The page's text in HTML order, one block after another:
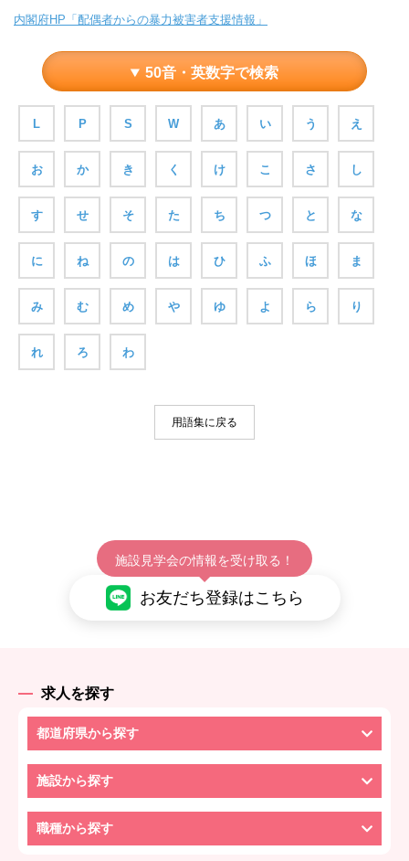
内閣府HP「配偶者からの暴力被害者支援情報」
50音・英数字で検索
L P S W あ い う え
お か き く け こ さ し
す せ そ た ち つ と な
に ね の は ひ ふ ほ ま
み む め や ゆ よ ら り
れ ろ わ
用語集に戻る
施設見学会の情報を受け取る！
お友だち登録はこちら
求人を探す
都道府県から探す
施設から探す
職種から探す